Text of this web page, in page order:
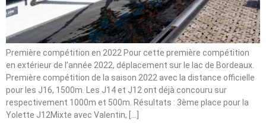
Première compétition en 2022 Pour cette première compétition
en extérieur de l’année 2022, déplacement sur le lac de Bordeaux.
Première compétition de la saison 2022 avec la distance officielle
pour les J16, 1500m. Les J14 et J12 ont déjà concouru sur
respectivement 1000m et 500m. Résultats : 3ème place pour la
Yolette J12Mixte avec Valentin, […]